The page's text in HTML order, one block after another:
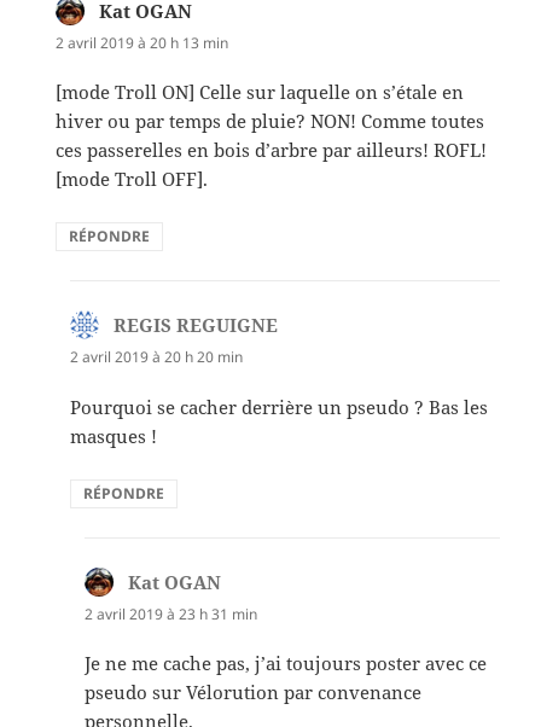
Kat OGAN
2 avril 2019 à 20 h 13 min
[mode Troll ON] Celle sur laquelle on s’étale en
hiver ou par temps de pluie? NON! Comme toutes
ces passerelles en bois d’arbre par ailleurs! ROFL!
[mode Troll OFF].
RÉPONDRE
REGIS REGUIGNE
2 avril 2019 à 20 h 20 min
Pourquoi se cacher derrière un pseudo ? Bas les
masques !
RÉPONDRE
Kat OGAN
2 avril 2019 à 23 h 31 min
Je ne me cache pas, j’ai toujours poster avec ce
pseudo sur Vélorution par convenance
personnelle.